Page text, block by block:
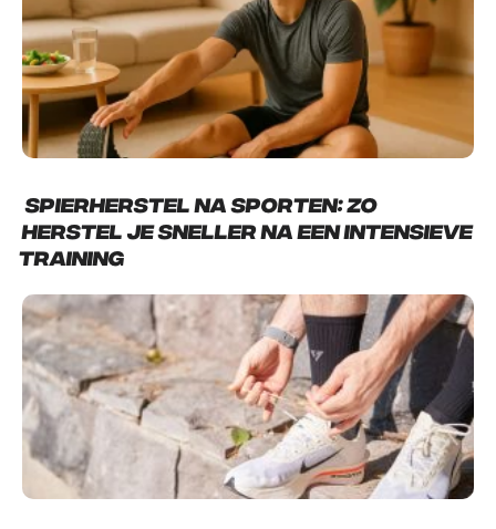
Spierherstel na sporten: zo
herstel je sneller na een intensieve
training